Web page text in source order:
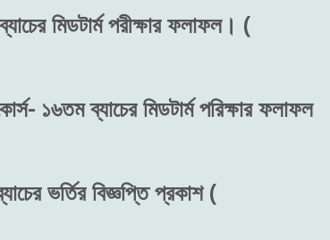
মিডটার্ম পরীক্ষার ফলাফল। (
১৬তম ব্যাচের মিডটার্ম পরিক্ষার ফলাফল
ভর্তির বিজ্ঞপ্তি প্রকাশ (